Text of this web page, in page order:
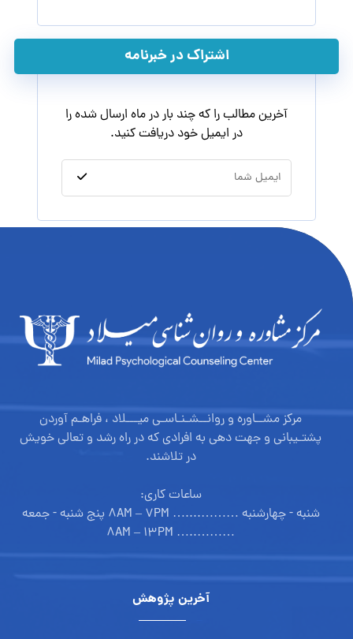
اشتراک در خبرنامه
آخرین مطالب را که چند بار در ماه ارسال شده را
در ایمیل خود دریافت کنید.
مرکز مشــاوره و روانــشـنـاسـی میـــلاد ، فراهـم آوردن
پشتـیبانی و جهت دهی به افرادی که در راه رشد و تعالی خویش
در تلاشند.
ساعات کاری:
شنبه - چهارشنبه ………....… ۸AM – ۷PM پنج شنبه - جمعه
………..… ۸AM – ۱۳PM
آخرین پژوهش